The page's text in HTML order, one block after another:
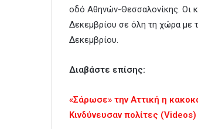
οδό Αθηνών-Θεσσαλονίκης. Οι
Δεκεμβρίου σε όλη τη χώρα με
Δεκεμβρίου.
Διαβάστε επίσης:
«Σάρωσε» την Αττική η
Κινδύνευσαν πολίτες (Videos)